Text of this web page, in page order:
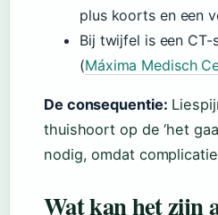
plus koorts en een
Bij twijfel is een
(Máxima Medisch
De consequentie:
thuishoort op de ‘het
nodig, omdat
Wat kan het zijn